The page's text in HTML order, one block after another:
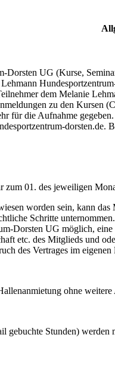
UG (Kurse,
dem Melanie
zu den Kursen
für die Aufnahme
dorsten.de.
01. des jeweiligen
worden sein, kann
Schritte
Dorsten UG möglich,
etc. des Mitglieds und
des Vertrages im eigenen
ohne
gebuchte Stunden)